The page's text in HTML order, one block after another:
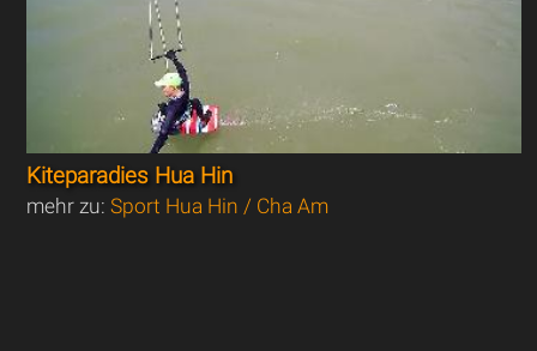
Kiteparadies Hua Hin
mehr zu:Sport Hua Hin / Cha Am